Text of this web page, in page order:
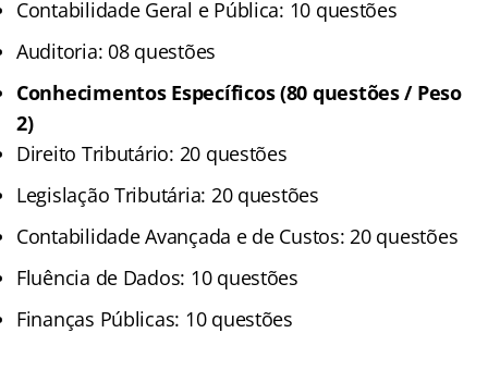
Contabilidade Geral e Pública: 10 questões
Auditoria: 08 questões
Conhecimentos Específicos (80 questões / Peso
2)
Direito Tributário: 20 questões
Legislação Tributária: 20 questões
Contabilidade Avançada e de Custos: 20 questões
Fluência de Dados: 10 questões
Finanças Públicas: 10 questões